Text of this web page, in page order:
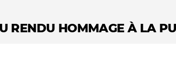
RENDU HOMMAGE À LA